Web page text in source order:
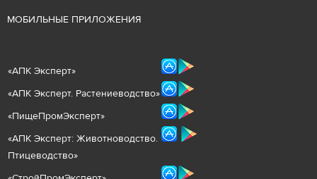
МОБИЛЬНЫЕ ПРИЛОЖЕНИЯ
«АПК Эксперт»
«АПК Эксперт. Растениеводство»
«ПищеПромЭксперт»
«АПК Эксперт: Животноводство.
Птицеводство»